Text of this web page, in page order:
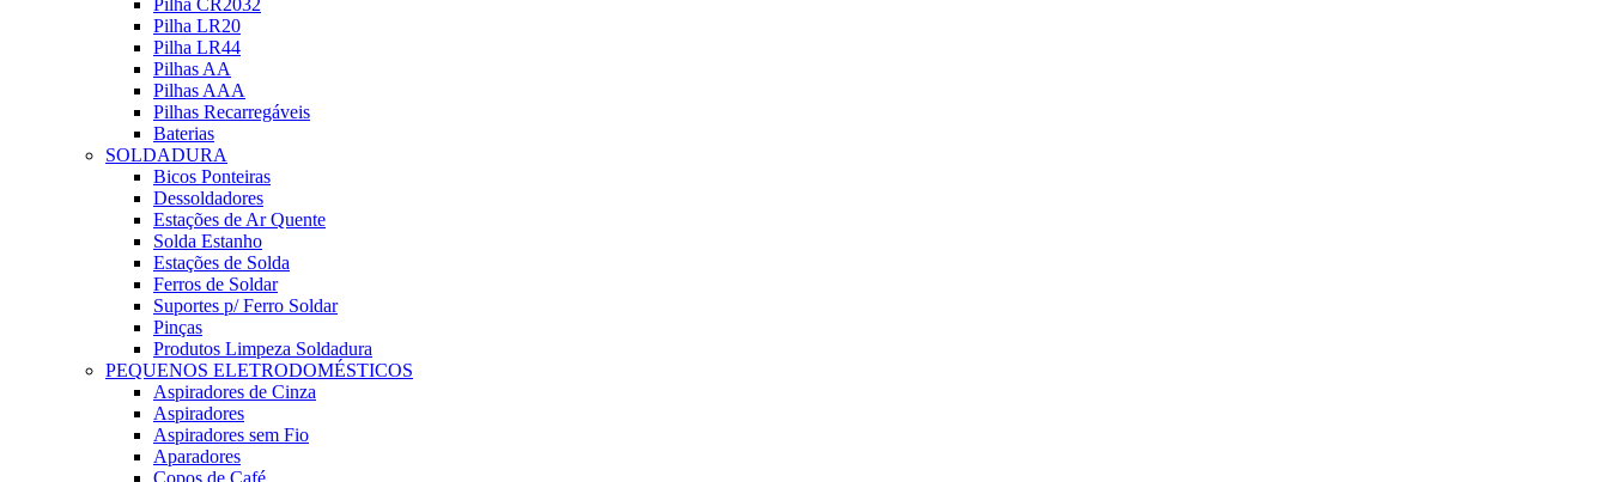
Pilha LR20
Pilha LR44
Pilhas AA
Pilhas AAA
Pilhas Recarregáveis
Baterias
SOLDADURA
Bicos Ponteiras
Dessoldadores
Estações de Ar Quente
Solda Estanho
Estações de Solda
Ferros de Soldar
Suportes p/ Ferro Soldar
Pinças
Produtos Limpeza Soldadura
PEQUENOS ELETRODOMÉSTICOS
Aspiradores de Cinza
Aspiradores
Aspiradores sem Fio
Aparadores
Copos de Café